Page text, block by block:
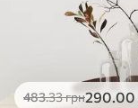
483.33грн290.00